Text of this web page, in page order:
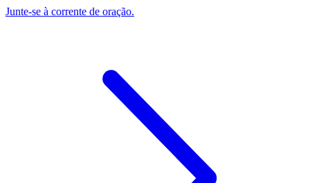
Junte-se à corrente de oração.